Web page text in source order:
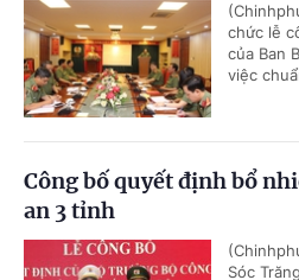
chức lễ
của Ban
việc
Công bố quyết định bổ
an 3 tỉnh
Sóc